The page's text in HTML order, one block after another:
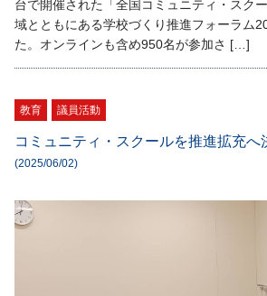
台で開催された「全国コミュニティ・スク
域とともにある学校づくり推進フォーラム
た。オンラインも含め950名が参加さ […]
教育 議員活動
コミュニティ・スクールを推進拡充へ
(2025/06/02)